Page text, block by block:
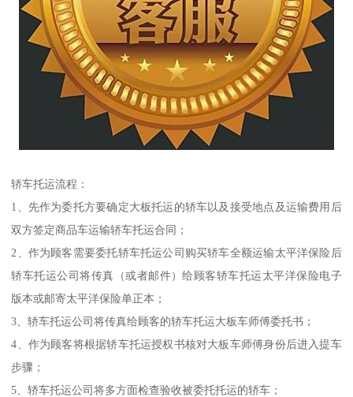
轿车托运流程：
1、先作为委托方要确定大板托运的轿车以及接受地点及运输费用后
双方签定商品车运输轿车托运合同；
2、作为顾客需要委托轿车托运公司购买轿车全额运输太平洋保险后
轿车托运公司将传真（或者邮件）给顾客轿车托运太平洋保险电子
版本或邮寄太平洋保险单正本；
3、轿车托运公司将传真给顾客的轿车托运大板车师傅委托书；
4、作为顾客将根据轿车托运授权书核对大板车师傅身份后进入提车
步骤；
5、轿车托运公司将多方面检查验收被委托托运的轿车；